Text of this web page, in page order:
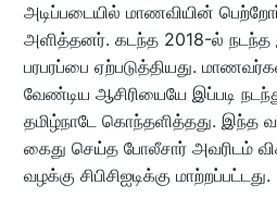
அடிப்படையில் மாணவியின் பெற்றோர்
அளித்தனர். கடந்த 2018-ல் நடந்த
பரபரப்பை ஏற்படுத்தியது.
வேண்டிய ஆசிரியையே இப்படி
தமிழ்நாடே கொந்தளித்தது. இந்த
கைது செய்த போலீசார் அவரிடம்
வழக்கு சிபிசிஐடிக்கு மாற்றப்பட்டது.